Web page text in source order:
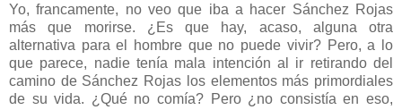
Yo, francamente, no veo que iba a hacer Sánchez Rojas
más que morirse. ¿Es que hay, acaso, alguna otra
alternativa para el hombre que no puede vivir? Pero, a lo
que parece, nadie tenía mala intención al ir retirando del
camino de Sánchez Rojas los elementos más primordiales
de su vida. ¿Qué no comía? Pero ¿no consistía en eso,